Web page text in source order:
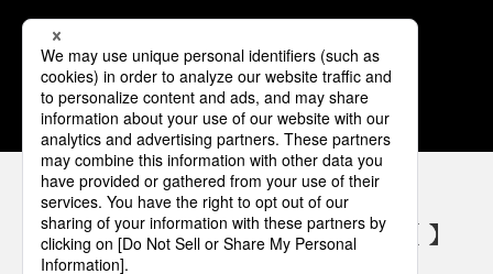
1 2 3 4 5
パナソニックの電気設備 SNSアカウント